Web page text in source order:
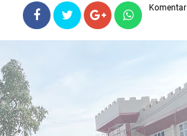
Komentar